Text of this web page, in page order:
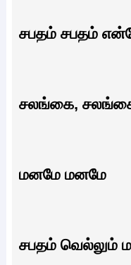
சபதம் சபதம்
சலங்கை, சலங்கை
மனமே மனமே
சபதம் வெல்லும்